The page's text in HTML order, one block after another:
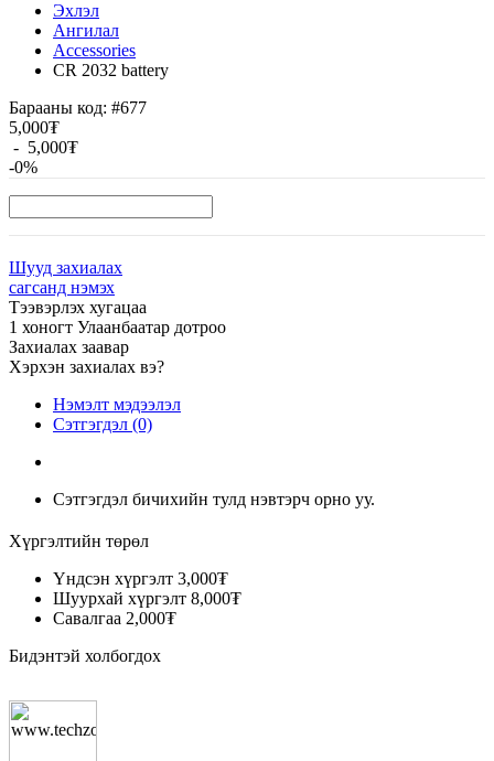
Эхлэл
Ангилал
Accessories
CR 2032 battery
Барааны код: #677
5,000₮
- 5,000₮
-0%
Шууд захиалах
сагсанд нэмэх
Тээвэрлэх хугацаа
1 хоногт Улаанбаатар дотроо
Захиалах заавар
Хэрхэн захиалах вэ?
Нэмэлт мэдээлэл
Сэтгэгдэл (0)
Сэтгэгдэл бичихийн тулд нэвтэрч орно уу.
Хүргэлтийн төрөл
Үндсэн хүргэлт 3,000₮
Шуурхай хүргэлт 8,000₮
Савалгаа 2,000₮
Бидэнтэй холбогдох